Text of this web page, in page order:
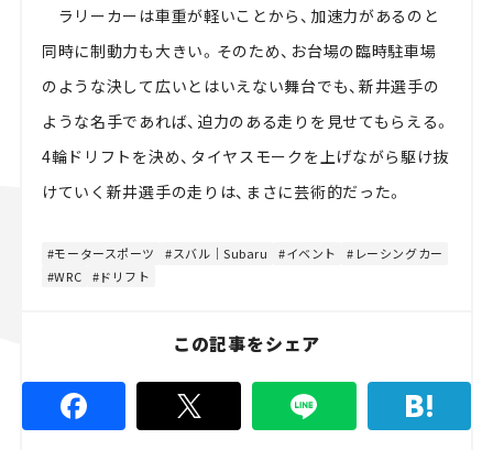
ラリーカーは車重が軽いことから、加速力があるのと
同時に制動力も大きい。そのため、お台場の臨時駐車場
のような決して広いとはいえない舞台でも、新井選手の
ような名手であれば、迫力のある走りを見せてもらえる。
4輪ドリフトを決め、タイヤスモークを上げながら駆け抜
けていく新井選手の走りは、まさに芸術的だった。
モータースポーツ スバル｜Subaru イベント
レーシングカー
WRC
ドリフト
この記事をシェア